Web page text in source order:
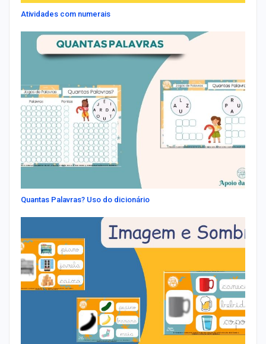
Atividades com numerais
Quantas Palavras? Uso do dicionário